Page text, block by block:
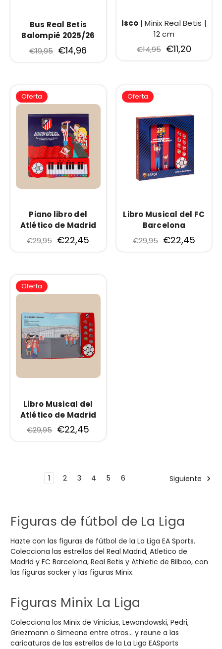
Bus Real Betis
Balompié 2025/26
€19,95 €14,96
Isco | Minix Real Betis |
12 cm
€14,95 €11,20
Oferta
Piano libro del
Atlético de Madrid
€29,95 €22,45
Oferta
Libro Musical del FC
Barcelona
€29,95 €22,45
Oferta
Libro Musical del
Atlético de Madrid
€29,95 €22,45
1 2 3 4 5 6 Siguiente
Figuras de fútbol de La Liga
Hazte con las figuras de fútbol de la La Liga EA Sports.
Colecciona las estrellas del Real Madrid, Atletico de
Madrid y FC Barcelona, Real Betis y Athletic de Bilbao, con
las figuras socker y las figuras Minix.
Figuras Minix La Liga
Colecciona los Minix de Vinicius, Lewandowski, Pedri,
Griezmann o Simeone entre otros... y reune a las
caricaturas de las estrellas de la La Liga EASports